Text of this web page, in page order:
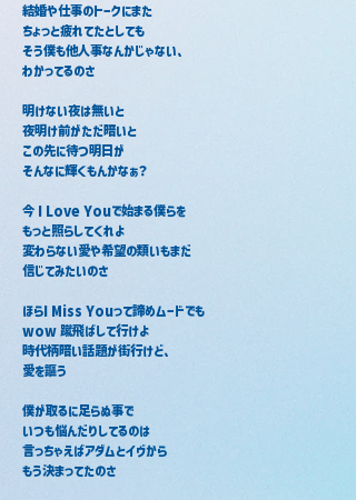
結婚や仕事のトークにまた
ちょっと疲れてたとしても
そう僕も他人事なんかじゃない、
わかってるのさ
明けない夜は無いと
夜明け前がただ暗いと
この先に待つ明日が
そんなに輝くもんかなぁ？
今 I Love Youで始まる僕らを
もっと照らしてくれよ
変わらない愛や希望の類いもまだ
信じてみたいのさ
ほらI Miss Youって諦めムードでも
wow 蹴飛ばして行けよ
時代柄暗い話題が街行けど、
愛を謳う
僕が取るに足らぬ事で
いつも悩んだりしてるのは
言っちゃえばアダムとイヴから
もう決まってたのさ